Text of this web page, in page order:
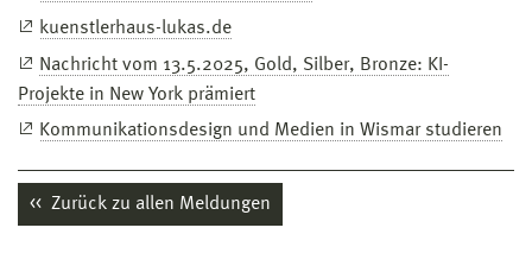
kuenstlerhaus-lukas.de
Nachricht vom 13.5.2025, Gold, Silber, Bronze: KI-
Projekte in New York prämiert
Kommunikationsdesign und Medien in Wismar studieren
Zurück zu allen Meldungen